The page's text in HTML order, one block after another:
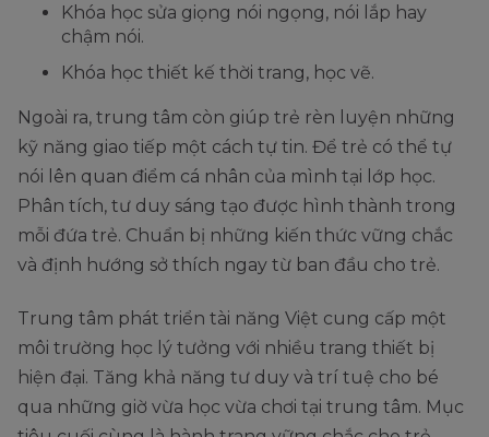
Khóa học sửa giọng nói ngọng, nói lắp hay
chậm nói.
Khóa học thiết kế thời trang, học vẽ.
Ngoài ra, trung tâm còn giúp trẻ rèn luyện những
kỹ năng giao tiếp một cách tự tin. Để trẻ có thể tự
nói lên quan điểm cá nhân của mình tại lớp học.
Phân tích, tư duy sáng tạo được hình thành trong
mỗi đứa trẻ. Chuẩn bị những kiến thức vững chắc
và định hướng sở thích ngay từ ban đầu cho trẻ.
Trung tâm phát triển tài năng Việt cung cấp một
môi trường học lý tưởng với nhiều trang thiết bị
hiện đại. Tăng khả năng tư duy và trí tuệ cho bé
qua những giờ vừa học vừa chơi tại trung tâm. Mục